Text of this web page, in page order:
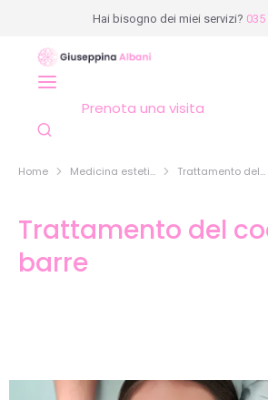
Hai bisogno dei miei servizi? 035
Prenota una visita
Trattamento del
barre
Tu sei qui:
Home Medicina esteti… Trattamento del…